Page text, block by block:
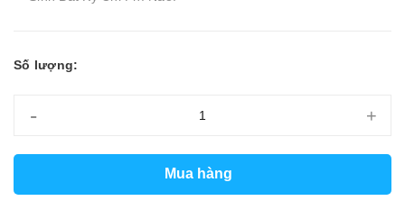
Số lượng:
- +
Mua hàng